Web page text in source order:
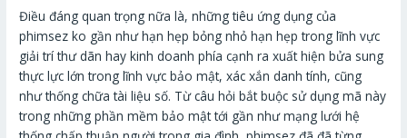
Điều đáng quan trọng nữa là, những tiêu ứng dụng của
phimsez ko gần như hạn hẹp bỏng nhỏ hạn hẹp trong lĩnh vực
giải trí thư dãn hay kinh doanh phía cạnh ra xuất hiện bửa sung
thực lực lớn trong lĩnh vực bảo mật, xác xắn danh tính, cũng
như thống chữa tài liệu số. Từ câu hỏi bắt buộc sử dụng mã này
trong những phần mềm bảo mật tới gần như mạng lưới hệ